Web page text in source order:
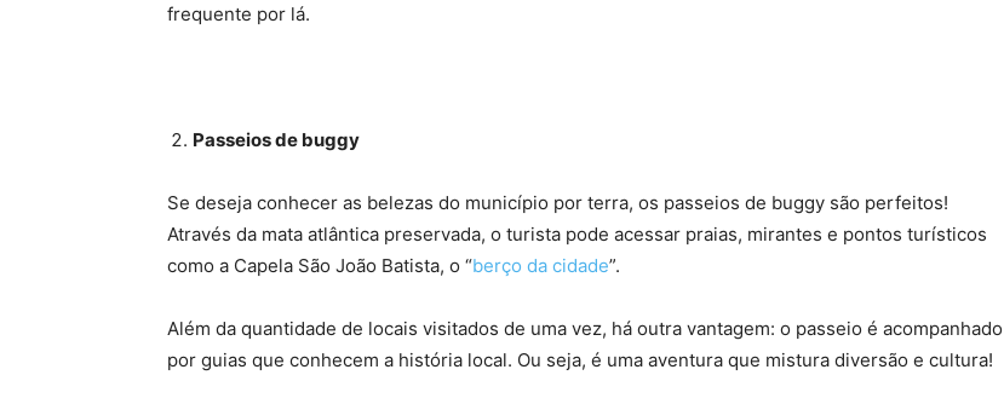
frequente por lá.
Passeios de buggy
Se deseja conhecer as belezas do município por terra, os passeios de buggy são perfeitos!
Através da mata atlântica preservada, o turista pode acessar praias, mirantes e pontos turísticos
como a Capela São João Batista, o “berço da cidade”.
Além da quantidade de locais visitados de uma vez, há outra vantagem: o passeio é acompanhado
por guias que conhecem a história local. Ou seja, é uma aventura que mistura diversão e cultura!